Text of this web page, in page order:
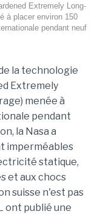
Extremely Long-
à placer environ 150
pendant neuf
la technologie
Extremely
menée à
pendant
la Nasa a
imperméables
statique,
et aux chocs
suisse n'est pas
ont publié une